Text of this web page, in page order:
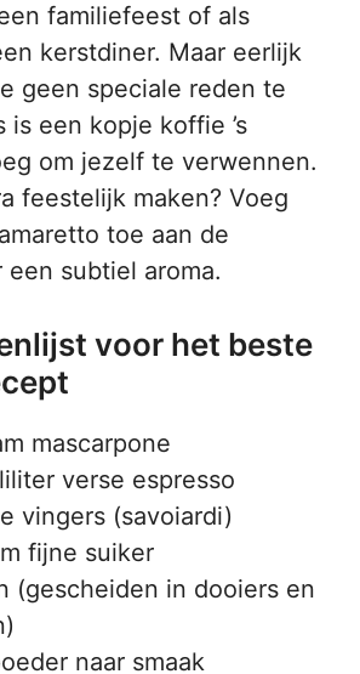
familiefeest of als
kerstdiner. Maar eerlijk
geen speciale reden te
is een kopje koffie ’s
om jezelf te verwennen.
feestelijk maken? Voeg
toe aan de
een subtiel aroma.
voor het beste
mascarpone
verse espresso
vingers (savoiardi)
fijne suiker
(gescheiden in dooiers en
naar smaak